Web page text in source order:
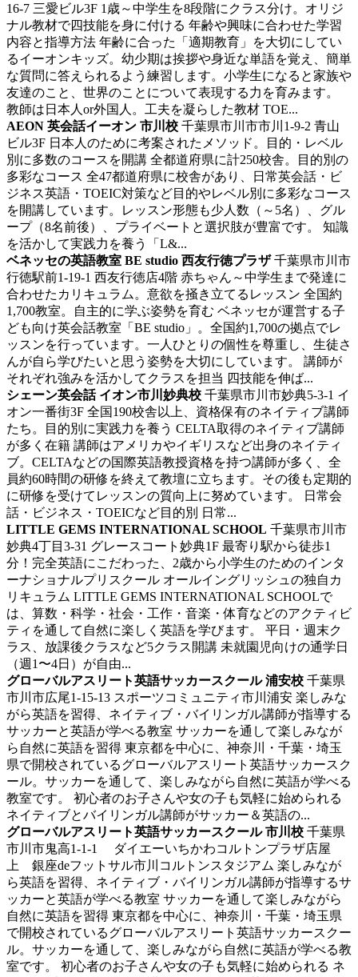
16-7 三愛ビル3F 1歳～中学生を8段階にクラス分け。オリジ
ナル教材で四技能を身に付ける 年齢や興味に合わせた学習
内容と指導方法 年齢に合った「適期教育」を大切にしてい
るイーオンキッズ。幼少期は挨拶や身近な単語を覚え、簡単
な質問に答えられるよう練習します。小学生になると家族や
友達のこと、世界のことについて表現する力を育みます。
教師は日本人or外国人。工夫を凝らした教材 TOE...
AEON 英会話イーオン 市川校 千葉県市川市市川1-9-2 青山
ビル3F 日本人のために考案されたメソッド。目的・レベル
別に多数のコースを開講 全都道府県に計250校舎。目的別の
多彩なコース 全47都道府県に校舎があり、日常英会話・ビ
ジネス英語・TOEIC対策など目的やレベル別に多彩なコース
を開講しています。レッスン形態も少人数（～5名）、グル
ープ（8名前後）、プライベートと選択肢が豊富です。 知識
を活かして実践力を養う「L&...
ベネッセの英語教室 BE studio 西友行徳プラザ千葉県市川市
行徳駅前1-19-1 西友行徳店4階 赤ちゃん～中学生まで発達に
合わせたカリキュラム。意欲を掻き立てるレッスン 全国約
1,700教室。自主的に学ぶ姿勢を育む ベネッセが運営する子
ども向け英会話教室「BE studio」。全国約1,700の拠点でレ
ッスンを行っています。一人ひとりの個性を尊重し、生徒さ
んが自ら学びたいと思う姿勢を大切にしています。 講師が
それぞれ強みを活かしてクラスを担当 四技能を伸ば...
シェーン英会話 イオン市川妙典校 千葉県市川市妙典5‐3‐1 イ
オン一番街3F 全国190校舎以上、資格保有のネイティブ講師
たち。目的別に実践力を養う CELTA取得のネイティブ講師
が多く在籍 講師はアメリカやイギリスなど出身のネイティ
ブ。CELTAなどの国際英語教授資格を持つ講師が多く、全
員約60時間の研修を終えて教壇に立ちます。その後も定期的
に研修を受けてレッスンの質向上に努めています。 日常会
話・ビジネス・TOEICなど目的別 日常...
LITTLE GEMS INTERNATIONAL SCHOOL 千葉県市川市
妙典4丁目3-31 グレースコート妙典1F 最寄り駅から徒歩1
分！完全英語にこだわった、2歳から小学生のためのインタ
ーナショナルプリスクール オールイングリッシュの独自カ
リキュラム LITTLE GEMS INTERNATIONAL SCHOOLで
は、算数・科学・社会・工作・音楽・体育などのアクティビ
ティを通して自然に楽しく英語を学びます。 平日・週末ク
ラス、放課後クラスなど5クラス開講 未就園児向けの通学日
（週1〜4日）が自由...
グローバルアスリート英語サッカースクール 浦安校 千葉県
市川市広尾1-15-13 スポーツコミュニティ市川浦安 楽しみな
がら英語を習得、ネイティブ・バイリンガル講師が指導する
サッカーと英語が学べる教室 サッカーを通して楽しみなが
ら自然に英語を習得 東京都を中心に、神奈川・千葉・埼玉
県で開校されているグローバルアスリート英語サッカースク
ール。サッカーを通して、楽しみながら自然に英語が学べる
教室です。 初心者のお子さんや女の子も気軽に始められる
ネイティブとバイリンガル講師がサッカー＆英語の...
グローバルアスリート英語サッカースクール 市川校 千葉県
市川市鬼高1-1-1 ダイエーいちかわコルトンプラザ店屋
上 銀座deフットサル市川コルトンスタジアム 楽しみなが
ら英語を習得、ネイティブ・バイリンガル講師が指導するサ
ッカーと英語が学べる教室 サッカーを通して楽しみながら
自然に英語を習得 東京都を中心に、神奈川・千葉・埼玉県
で開校されているグローバルアスリート英語サッカースクー
ル。サッカーを通して、楽しみながら自然に英語が学べる教
室です。 初心者のお子さんや女の子も気軽に始められる ネ